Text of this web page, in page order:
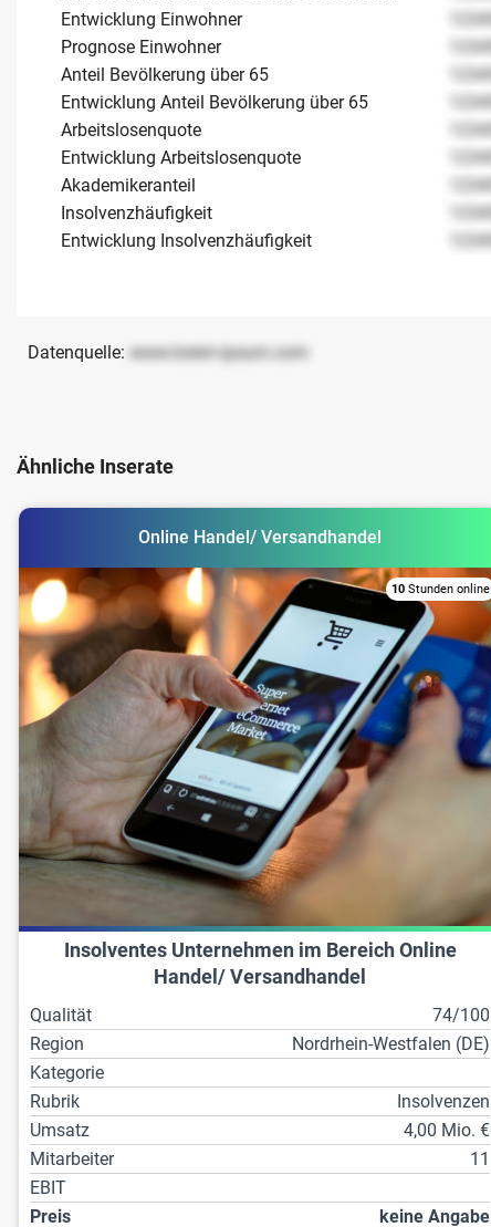
Entwicklung Einwohner
Prognose Einwohner
Anteil Bevölkerung über 65
Entwicklung Anteil Bevölkerung über 65
Arbeitslosenquote
Entwicklung Arbeitslosenquote
Akademikeranteil
Insolvenzhäufigkeit
Entwicklung Insolvenzhäufigkeit
Datenquelle: www.lorem-ipsum.com
Ähnliche Inserate
Online Handel/ Versandhandel
10 Stunden online
Insolventes Unternehmen im Bereich Online
Handel/ Versandhandel
Qualität
74/100
Region
Nordrhein-Westfalen (DE)
Kategorie
Rubrik
Insolvenzen
Umsatz
4,00 Mio. €
Mitarbeiter
11
EBIT
Preis
keine Angabe